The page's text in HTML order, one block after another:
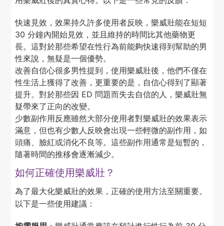
快速見效，效果持久許多使用者反映，樂威壯能在短短
30 分鐘內開始見效，並且維持的時間比其他藥物更
長。這對於那些希望在性行為前能夠快速得到幫助的男
性來說，無疑是一個優勢。
改善自信心很多男性提到，使用樂威壯後，他們不僅在
性生活上獲得了改善，更重要的是，自信心得到了顯著
提升。對於那些因 ED 問題而失去自信的人，樂威壯無
疑帶來了正向的改變。
少數副作用反應雖然大部分使用者對樂威壯的效果表示
滿意，但也有少數人反映會出現一些輕微的副作用，如
頭痛、臉紅或消化不良等。這些副作用通常是短暫的，
隨著時間的推移會逐漸減少。
如何正確使用樂威壯？
為了最大化樂威壯的效果，正確的使用方法至關重要。
以下是一些使用建議：